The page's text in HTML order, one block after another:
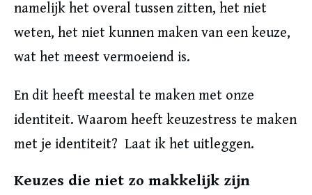
namelijk het overal tussen zitten, het niet
weten, het niet kunnen maken van een keuze,
wat het meest vermoeiend is.
En dit heeft meestal te maken met onze
identiteit. Waarom heeft keuzestress te maken
met je identiteit? Laat ik het uitleggen.
Keuzes die niet zo makkelijk zijn